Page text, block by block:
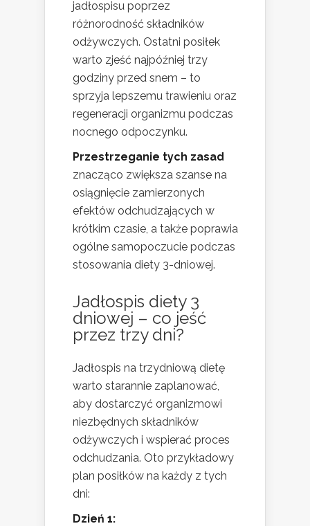
jadłospisu poprzez
różnorodność składników
odżywczych. Ostatni posiłek
warto zjeść najpóźniej trzy
godziny przed snem – to
sprzyja lepszemu trawieniu oraz
regeneracji organizmu podczas
nocnego odpoczynku.
Przestrzeganie tych zasad
znacząco zwiększa szanse na
osiągnięcie zamierzonych
efektów odchudzających w
krótkim czasie, a także poprawia
ogólne samopoczucie podczas
stosowania diety 3-dniowej.
Jadłospis diety 3
dniowej – co jeść
przez trzy dni?
Jadłospis na trzydniową dietę
warto starannie zaplanować,
aby dostarczyć organizmowi
niezbędnych składników
odżywczych i wspierać proces
odchudzania. Oto przykładowy
plan posiłków na każdy z tych
dni:
Dzień 1: